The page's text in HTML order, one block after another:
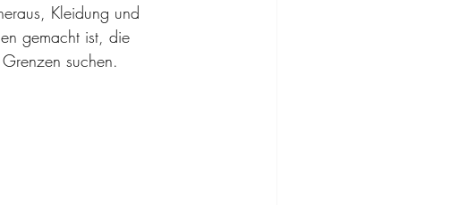
Kleidung und
gemacht ist, die
suchen.